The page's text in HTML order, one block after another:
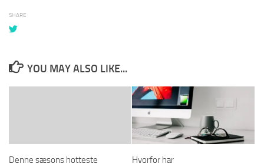
SHARE
YOU MAY ALSO LIKE...
Denne sæsons hotteste
Hvorfor har